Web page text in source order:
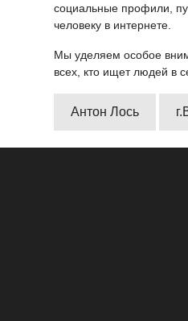
социальные профили,
человеку в интернете.
Мы уделяем особое
всех, кто ищет людей в
Антон Лось